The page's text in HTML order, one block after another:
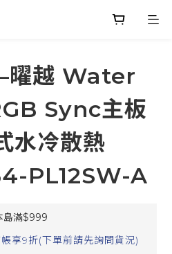
曜越 Water
Sync主板
水冷散熱
PL12SW-A
島滿$999
享9折(下單前請先詢問貨況)